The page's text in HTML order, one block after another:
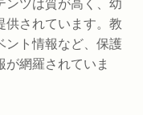
ンツは質が高く、幼
供されています。教
ント情報など、保護
網羅されていま